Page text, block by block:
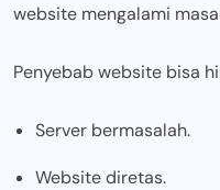
website mengalami
Penyebab website bisa
Server bermasalah.
Website diretas.